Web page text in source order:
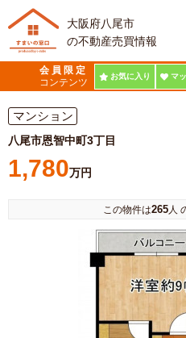
大阪府八尾市
の不動産売買情報
会員限定
コンテンツ
お気に入り マ
マンション
八尾市恩智中町3丁目
1,780万円
この物件は265 人